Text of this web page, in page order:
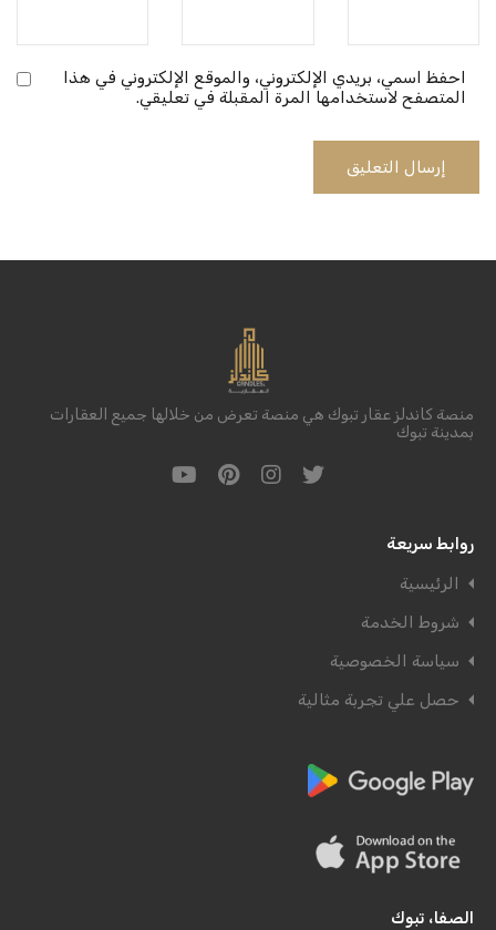
احفظ اسمي، بريدي الإلكتروني، والموقع الإلكتروني في هذا
المتصفح لاستخدامها المرة المقبلة في تعليقي.
منصة كاندلز عقار تبوك هي منصة تعرض من خلالها جميع العقارات
بمدينة تبوك
روابط سريعة
الرئيسية
شروط الخدمة
سياسة الخصوصية
حصل علي تجربة مثالية
الصفا، تبوك